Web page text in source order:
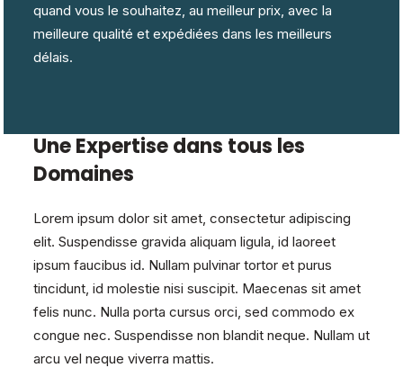
quand vous le souhaitez, au meilleur prix, avec la
meilleure qualité et expédiées dans les meilleurs
délais.
Une Expertise dans tous les
Domaines
Lorem ipsum dolor sit amet, consectetur adipiscing
elit. Suspendisse gravida aliquam ligula, id laoreet
ipsum faucibus id. Nullam pulvinar tortor et purus
tincidunt, id molestie nisi suscipit. Maecenas sit amet
felis nunc. Nulla porta cursus orci, sed commodo ex
congue nec. Suspendisse non blandit neque. Nullam ut
arcu vel neque viverra mattis.